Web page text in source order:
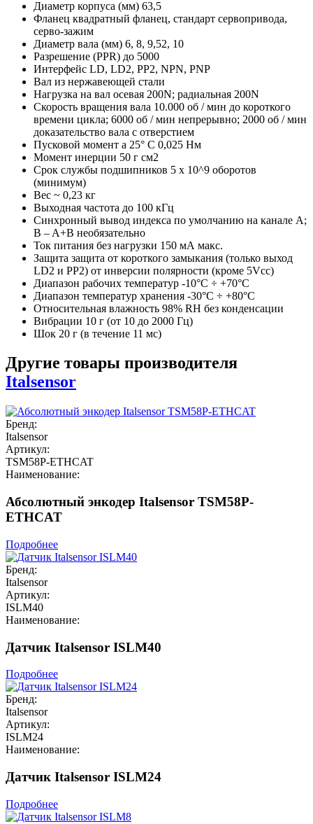
Диаметр корпуса (мм) 63,5
Фланец квадратный фланец, стандарт сервопривода,
серво-зажим
Диаметр вала (мм) 6, 8, 9,52, 10
Разрешение (PPR) до 5000
Интерфейс LD, LD2, PP2, NPN, PNP
Вал из нержавеющей стали
Нагрузка на вал осевая 200N; радиальная 200N
Скорость вращения вала 10.000 об / мин до короткого
времени цикла; 6000 об / мин непрерывно; 2000 об / мин
доказательство вала с отверстием
Пусковой момент a 25° C 0,025 Нм
Момент инерции 50 г см2
Срок службы подшипников 5 x 10^9 оборотов
(минимум)
Вес ~ 0,23 кг
Выходная частота до 100 кГц
Синхронный вывод индекса по умолчанию на канале A;
B – A+B необязательно
Ток питания без нагрузки 150 мА макс.
Защита защита от короткого замыкания (только выход
LD2 и PP2) от инверсии полярности (кроме 5Vcc)
Диапазон рабочих температур -10°C ÷ +70°C
Диапазон температур хранения -30°C ÷ +80°C
Относительная влажность 98% RH без конденсации
Вибрации 10 г (от 10 до 2000 Гц)
Шок 20 г (в течение 11 мс)
Другие товары производителя
Italsensor
Бренд:
Italsensor
Артикул:
TSM58P-ETHCAT
Наименование:
Абсолютный энкодер Italsensor TSM58P-
ETHCAT
Подробнее
Бренд:
Italsensor
Артикул:
ISLM40
Наименование:
Датчик Italsensor ISLM40
Подробнее
Бренд:
Italsensor
Артикул:
ISLM24
Наименование:
Датчик Italsensor ISLM24
Подробнее